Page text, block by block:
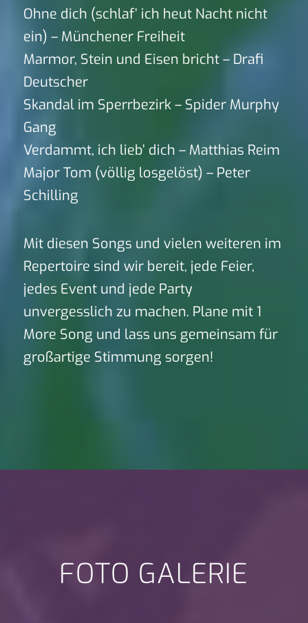
Ohne dich (schlaf’ ich heut Nacht nicht
ein) – Münchener Freiheit
Marmor, Stein und Eisen bricht – Drafi
Deutscher
Skandal im Sperrbezirk – Spider Murphy
Gang
Verdammt, ich lieb’ dich – Matthias Reim
Major Tom (völlig losgelöst) – Peter
Schilling
Mit diesen Songs und vielen weiteren im
Repertoire sind wir bereit, jede Feier,
jedes Event und jede Party
unvergesslich zu machen. Plane mit 1
More Song und lass uns gemeinsam für
großartige Stimmung sorgen!
FOTO GALERIE